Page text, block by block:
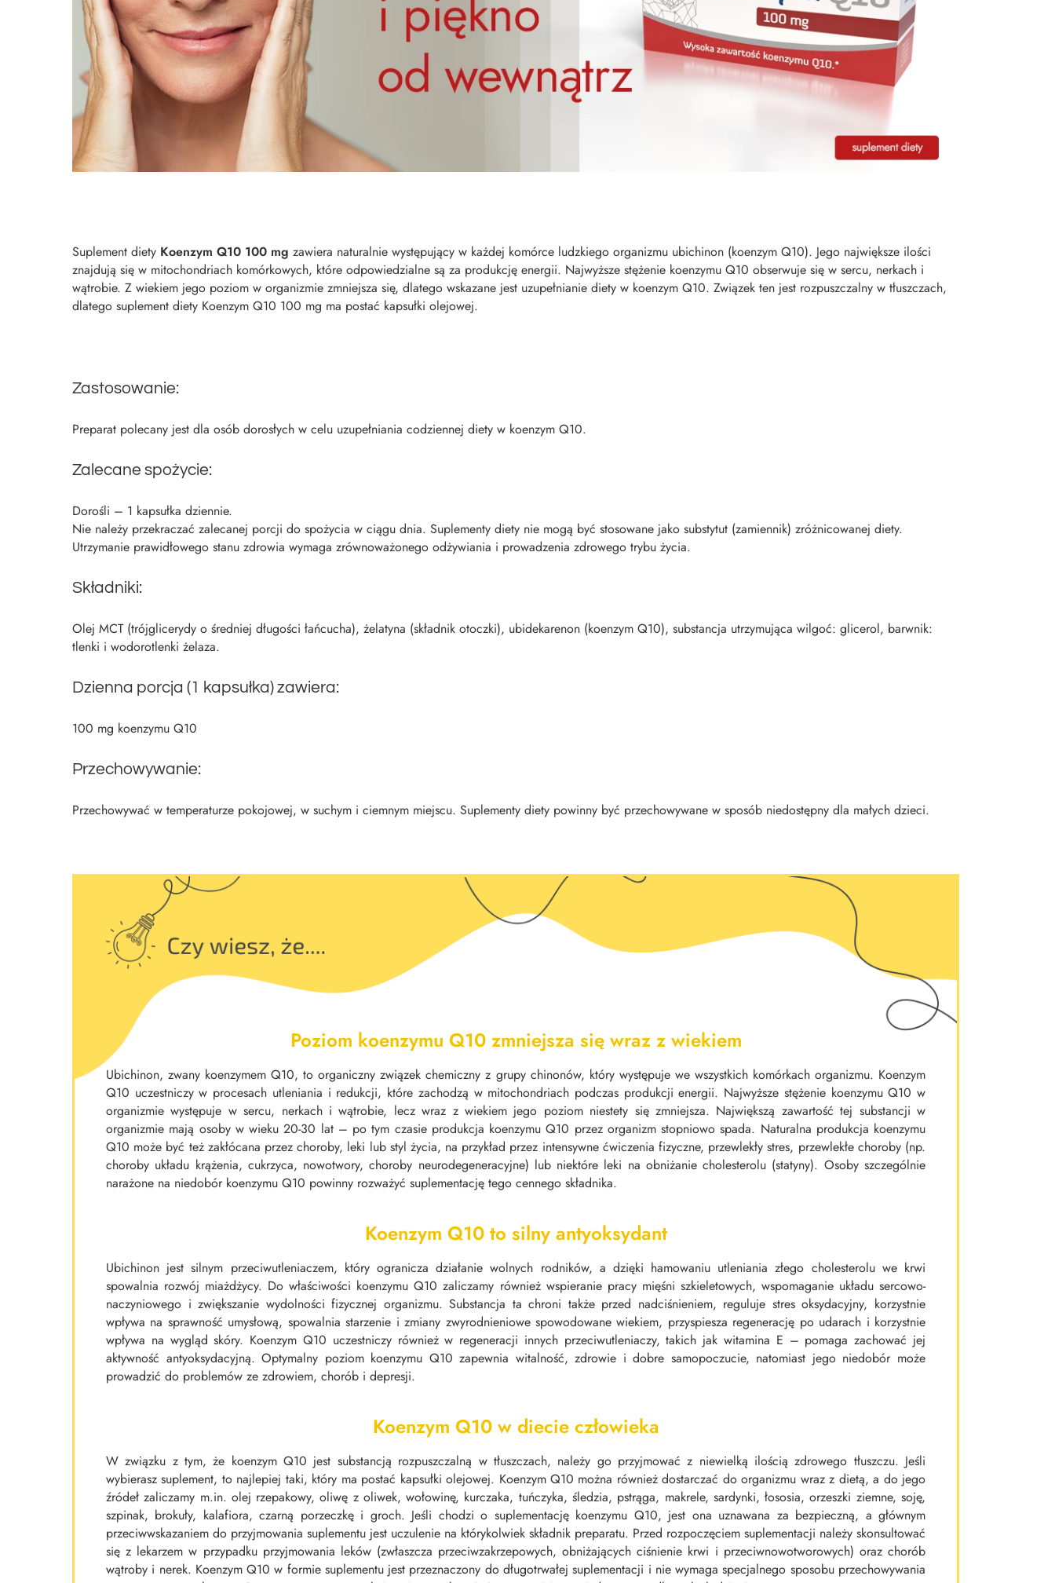
Suplement diety Koenzym Q10 100 mg zawiera naturalnie występujący w każdej komórce ludzkiego organizmu ubichinon (koenzym Q10). Jego największe ilości
znajdują się w mitochondriach komórkowych, które odpowiedzialne są za produkcję energii. Najwyższe stężenie koenzymu Q10 obserwuje się w sercu, nerkach i
wątrobie. Z wiekiem jego poziom w organizmie zmniejsza się, dlatego wskazane jest uzupełnianie diety w koenzym Q10. Związek ten jest rozpuszczalny w tłuszczach,
dlatego suplement diety Koenzym Q10 100 mg ma postać kapsułki olejowej.
Zastosowanie:
Preparat polecany jest dla osób dorosłych w celu uzupełniania codziennej diety w koenzym Q10.
Zalecane spożycie:
Dorośli – 1 kapsułka dziennie.
Nie należy przekraczać zalecanej porcji do spożycia w ciągu dnia. Suplementy diety nie mogą być stosowane jako substytut (zamiennik) zróżnicowanej diety.
Utrzymanie prawidłowego stanu zdrowia wymaga zrównoważonego odżywiania i prowadzenia zdrowego trybu życia.
Składniki:
Olej MCT (trójglicerydy o średniej długości łańcucha), żelatyna (składnik otoczki), ubidekarenon (koenzym Q10), substancja utrzymująca wilgoć: glicerol, barwnik:
tlenki i wodorotlenki żelaza.
Dzienna porcja (1 kapsułka) zawiera:
100 mg koenzymu Q10
Przechowywanie:
Przechowywać w temperaturze pokojowej, w suchym i ciemnym miejscu. Suplementy diety powinny być przechowywane w sposób niedostępny dla małych dzieci.
Poziom koenzymu Q10 zmniejsza się wraz z wiekiem
Ubichinon, zwany koenzymem Q10, to organiczny związek chemiczny z grupy chinonów, który występuje we wszystkich komórkach organizmu. Koenzym
Q10 uczestniczy w procesach utleniania i redukcji, które zachodzą w mitochondriach podczas produkcji energii. Najwyższe stężenie koenzymu Q10 w
organizmie występuje w sercu, nerkach i wątrobie, lecz wraz z wiekiem jego poziom niestety się zmniejsza. Największą zawartość tej substancji w
organizmie mają osoby w wieku 20-30 lat – po tym czasie produkcja koenzymu Q10 przez organizm stopniowo spada. Naturalna produkcja koenzymu
Q10 może być też zakłócana przez choroby, leki lub styl życia, na przykład przez intensywne ćwiczenia fizyczne, przewlekły stres, przewlekłe choroby (np.
choroby układu krążenia, cukrzyca, nowotwory, choroby neurodegeneracyjne) lub niektóre leki na obniżanie cholesterolu (statyny). Osoby szczególnie
narażone na niedobór koenzymu Q10 powinny rozważyć suplementację tego cennego składnika.
Koenzym Q10 to silny antyoksydant
Ubichinon jest silnym przeciwutleniaczem, który ogranicza działanie wolnych rodników, a dzięki hamowaniu utleniania złego cholesterolu we krwi
spowalnia rozwój miażdżycy. Do właściwości koenzymu Q10 zaliczamy również wspieranie pracy mięśni szkieletowych, wspomaganie układu sercowo-
naczyniowego i zwiększanie wydolności fizycznej organizmu. Substancja ta chroni także przed nadciśnieniem, reguluje stres oksydacyjny, korzystnie
wpływa na sprawność umysłową, spowalnia starzenie i zmiany zwyrodnieniowe spowodowane wiekiem, przyspiesza regenerację po udarach i korzystnie
wpływa na wygląd skóry. Koenzym Q10 uczestniczy również w regeneracji innych przeciwutleniaczy, takich jak witamina E – pomaga zachować jej
aktywność antyoksydacyjną. Optymalny poziom koenzymu Q10 zapewnia witalność, zdrowie i dobre samopoczucie, natomiast jego niedobór może
prowadzić do problemów ze zdrowiem, chorób i depresji.
Koenzym Q10 w diecie człowieka
W związku z tym, że koenzym Q10 jest substancją rozpuszczalną w tłuszczach, należy go przyjmować z niewielką ilością zdrowego tłuszczu. Jeśli
wybierasz suplement, to najlepiej taki, który ma postać kapsułki olejowej. Koenzym Q10 można również dostarczać do organizmu wraz z dietą, a do jego
źródeł zaliczamy m.in. olej rzepakowy, oliwę z oliwek, wołowinę, kurczaka, tuńczyka, śledzia, pstrąga, makrele, sardynki, łososia, orzeszki ziemne, soję,
szpinak, brokuły, kalafiora, czarną porzeczkę i groch. Jeśli chodzi o suplementację koenzymu Q10, jest ona uznawana za bezpieczną, a głównym
przeciwwskazaniem do przyjmowania suplementu jest uczulenie na którykolwiek składnik preparatu. Przed rozpoczęciem suplementacji należy skonsultować
się z lekarzem w przypadku przyjmowania leków (zwłaszcza przeciwzakrzepowych, obniżających ciśnienie krwi i przeciwnowotworowych) oraz chorób
wątroby i nerek. Koenzym Q10 w formie suplementu jest przeznaczony do długotrwałej suplementacji i nie wymaga specjalnego sposobu przechowywania